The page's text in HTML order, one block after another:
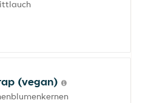
(vegan)